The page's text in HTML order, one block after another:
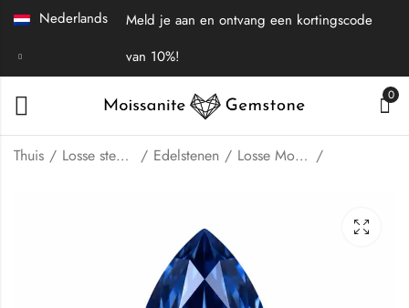
Nederlands
Meld je aan en ontvang een kortingscode
van 10%!
0
Thuis Losse stenen | Fijne sieraden Edelstenen Losse Moissaniet
ronde gesneden, in